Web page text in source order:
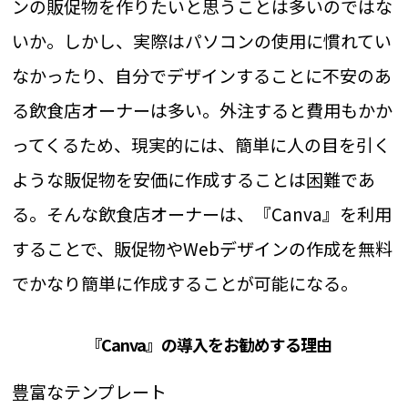
ンの販促物を作りたいと思うことは多いのではな
いか。しかし、実際はパソコンの使用に慣れてい
なかったり、自分でデザインすることに不安のあ
る飲食店オーナーは多い。外注すると費用もかか
ってくるため、現実的には、簡単に人の目を引く
ような販促物を安価に作成することは困難であ
る。そんな飲食店オーナーは、『Canva』を利用
することで、販促物やWebデザインの作成を無料
でかなり簡単に作成することが可能になる。
『Canva』の導入をお勧めする理由
豊富なテンプレート